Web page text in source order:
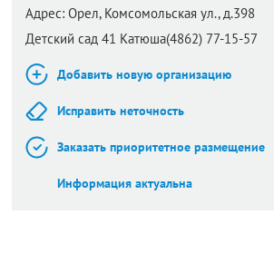
Адрес: Орел, Комсомольская ул., д.398
Детский сад 41 Катюша(4862) 77-15-57
Добавить новую организацию
Исправить неточность
Заказать приоритетное размещение
Информация актуальна